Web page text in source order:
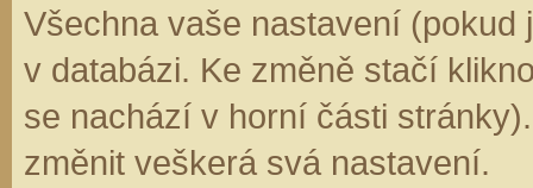
Všechna vaše nastavení (pokud
v databázi. Ke změně stačí
se nachází v horní části
změnit veškerá svá nastavení.